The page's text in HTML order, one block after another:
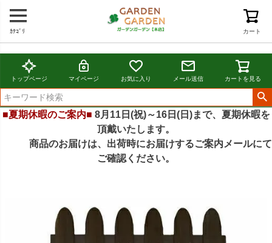
カート
ｶﾃｺﾞﾘ
トップページ マイページ お気に入り メール送信 カートを見る
■夏期休暇のご案内■ 8月11日(祝)～16日(日)まで、夏期休暇を
頂戴いたします。
商品のお届けは、出荷時にお届けするご案内メールにて
ご確認ください。